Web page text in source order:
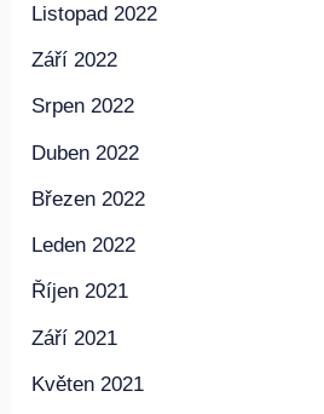
Listopad 2022
Září 2022
Srpen 2022
Duben 2022
Březen 2022
Leden 2022
Říjen 2021
Září 2021
Květen 2021